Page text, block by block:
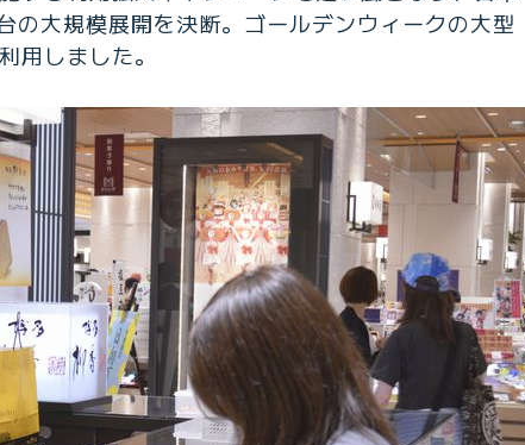
の大規模展開を決断。ゴールデンウィークの大型
用しました。